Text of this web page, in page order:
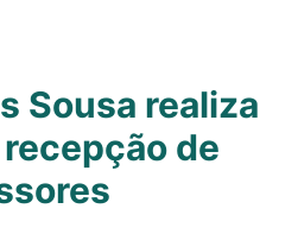
Sousa realiza
de